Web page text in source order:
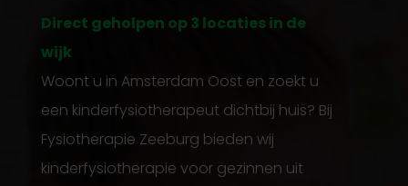
Direct geholpen op 3 locaties in de
wijk
Woont u in Amsterdam Oost en zoekt u
een kinderfysiotherapeut dichtbij huis? Bij
Fysiotherapie Zeeburg bieden wij
kinderfysiotherapie voor gezinnen uit